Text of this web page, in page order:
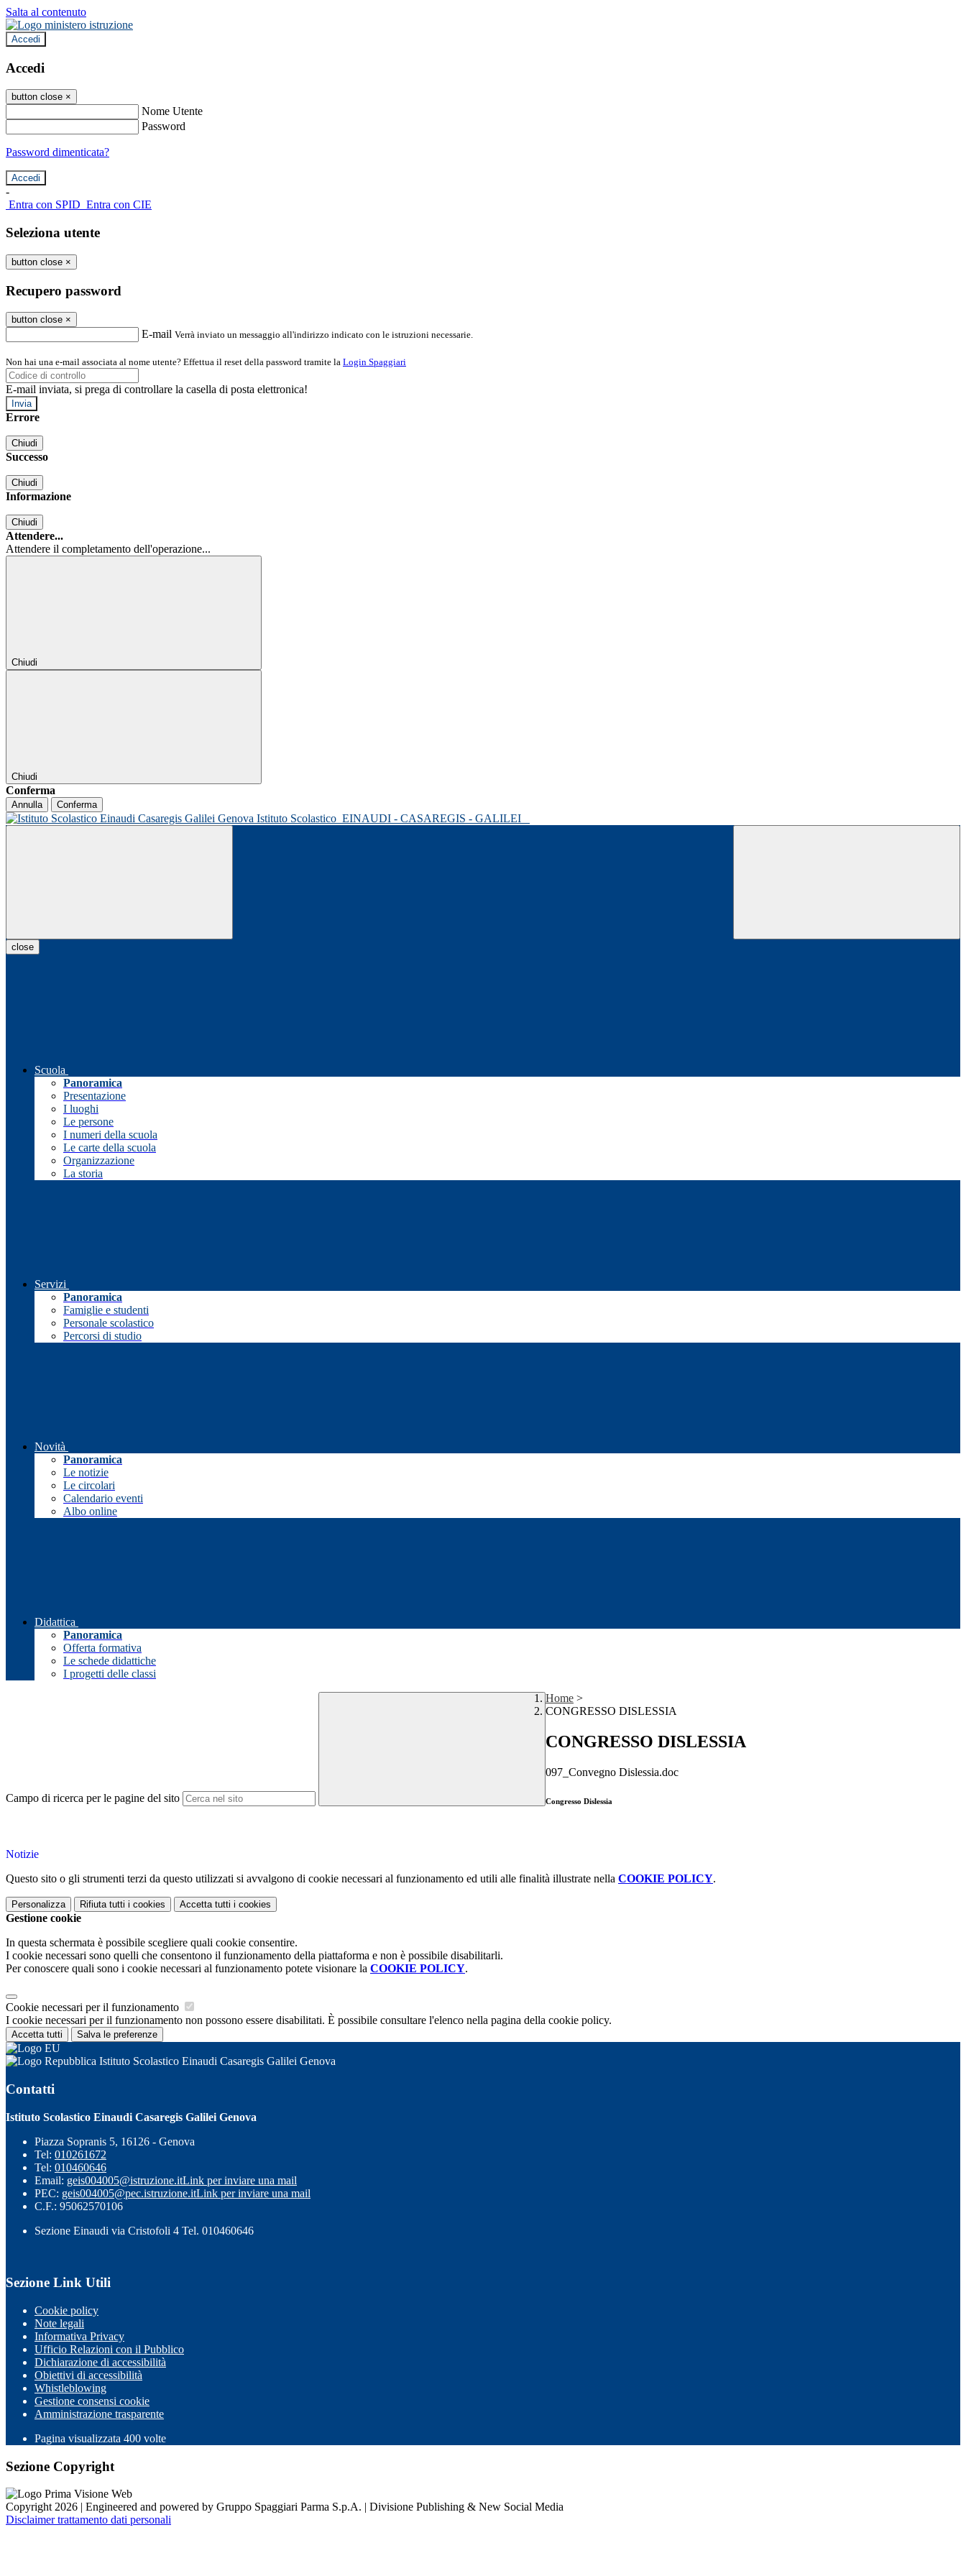
Salta al contenuto
Accedi
Accedi
button close ×
Nome Utente
Password
Password dimenticata?
-
Entra con SPID Entra con CIE
Seleziona utente
button close ×
Recupero password
button close ×
E-mail Verrà inviato un messaggio all'indirizzo indicato con le istruzioni necessarie.
Non hai una e-mail associata al nome utente? Effettua il reset della password tramite la Login Spaggiari
E-mail inviata, si prega di controllare la casella di posta elettronica!
Errore
Chiudi
Successo
Chiudi
Informazione
Chiudi
Attendere...
Attendere il completamento dell'operazione...
Chiudi
Chiudi
Conferma
Annulla Conferma
Istituto Scolastico EINAUDI - CASAREGIS - GALILEI
close
Scuola
Panoramica
Presentazione
I luoghi
Le persone
I numeri della scuola
Le carte della scuola
Organizzazione
La storia
Servizi
Panoramica
Famiglie e studenti
Personale scolastico
Percorsi di studio
Novità
Panoramica
Le notizie
Le circolari
Calendario eventi
Albo online
Didattica
Panoramica
Offerta formativa
Le schede didattiche
I progetti delle classi
Campo di ricerca per le pagine del sito
Home >
CONGRESSO DISLESSIA
CONGRESSO DISLESSIA
097_Convegno Dislessia.doc
Congresso Dislessia
Notizie
Questo sito o gli strumenti terzi da questo utilizzati si avvalgono di cookie necessari al funzionamento ed utili alle finalità illustrate nella COOKIE POLICY.
Personalizza Rifiuta tutti i cookies Accetta tutti i cookies
Gestione cookie
In questa schermata è possibile scegliere quali cookie consentire.
I cookie necessari sono quelli che consentono il funzionamento della piattaforma e non è possibile disabilitarli.
Per conoscere quali sono i cookie necessari al funzionamento potete visionare la COOKIE POLICY.
Cookie necessari per il funzionamento
I cookie necessari per il funzionamento non possono essere disabilitati. È possibile consultare l'elenco nella pagina della cookie policy.
Accetta tutti Salva le preferenze
Istituto Scolastico Einaudi Casaregis Galilei Genova
Contatti
Istituto Scolastico Einaudi Casaregis Galilei Genova
Piazza Sopranis 5, 16126 - Genova
Tel: 010261672
Tel: 010460646
Email: geis004005@istruzione.itLink per inviare una mail
PEC: geis004005@pec.istruzione.itLink per inviare una mail
C.F.: 95062570106
Sezione Einaudi via Cristofoli 4 Tel. 010460646
Sezione Link Utili
Cookie policy
Note legali
Informativa Privacy
Ufficio Relazioni con il Pubblico
Dichiarazione di accessibilità
Obiettivi di accessibilità
Whistleblowing
Gestione consensi cookie
Amministrazione trasparente
Pagina visualizzata 400 volte
Sezione Copyright
Copyright 2026 | Engineered and powered by Gruppo Spaggiari Parma S.p.A. | Divisione Publishing & New Social Media
Disclaimer trattamento dati personali